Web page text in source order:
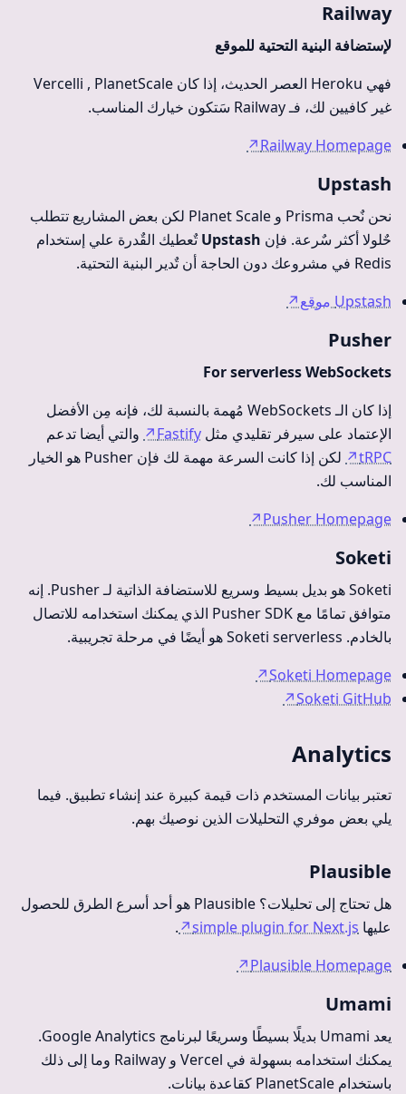
Railway
لإستضافة البنية التحتية للموقع
فهي Heroku العصر الحديث، إذا كان Vercelli , PlanetScale
غير كافيين لك، فـ Railway سَتكون خيارك المناسب.
Railway Homepage
↗
Upstash
نحن نٌحب Prisma و Planet Scale لكن بعض المشاريع تتطلب
حٌلولا أكثر سٌرعة. فإن Upstashتٌعطيك القٌدرة علي إستخدام
Redis في مشروعك دون الحاجة أن تٌدير البنية التحتية.
Upstash موقع
↗
Pusher
For serverless WebSockets
إذا كان الـ WebSockets مُهمة بالنسبة لك، فإنه مِن الأفضل
الإعتماد على سيرفر تقليدي مثل Fastify
↗ والتي أيضا تدعم
tRPC
↗
لكن إذا كانت السرعة مهمة لك فإن Pusher هو الخيار
المناسب لك.
Pusher Homepage
↗
Soketi
Soketi هو بديل بسيط وسريع للاستضافة الذاتية لـ Pusher. إنه
متوافق تمامًا مع Pusher SDK الذي يمكنك استخدامه للاتصال
بالخادم. Soketi serverless هو أيضًا في مرحلة تجريبية.
Soketi Homepage
↗
Soketi GitHub
↗
Analytics
تعتبر بيانات المستخدم ذات قيمة كبيرة عند إنشاء تطبيق. فيما
يلي بعض موفري التحليلات الذين نوصيك بهم.
Plausible
هل تحتاج إلى تحليلات؟ Plausible هو أحد أسرع الطرق للحصول
عليها simple plugin for Next.js
↗
.
Plausible Homepage
↗
Umami
يعد Umami بديلًا بسيطًا وسريعًا لبرنامج Google Analytics.
يمكنك استخدامه بسهولة في Vercel و Railway وما إلى ذلك
باستخدام PlanetScale كقاعدة بيانات.